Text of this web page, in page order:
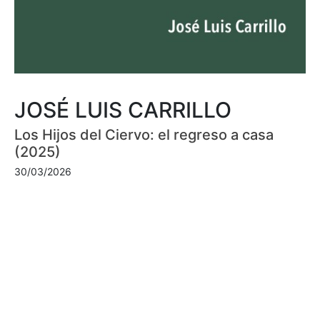
JOSÉ LUIS CARRILLO
Los Hijos del Ciervo: el regreso a casa
(2025)
30/03/2026